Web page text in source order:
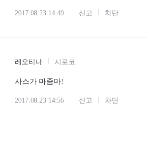
2017.08.23 14:49 신고 차단
레오티나 시로코
사스가 마줌마!
2017.08.23 14:56 신고 차단